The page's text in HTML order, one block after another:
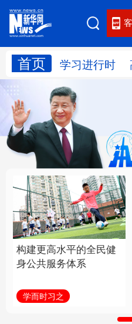
首页 学习进行时网站
学习进行时
国际 财经
思客智库
科技 科创
文化 书画
访谈 视频
构建更高水平的全民健
身公共服务体系
学而时习之